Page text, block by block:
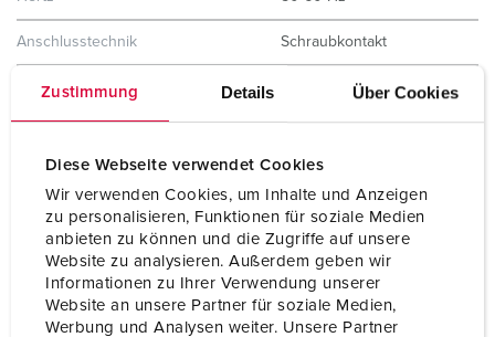
Zustimmung Details Über Cookies
Diese Webseite verwendet Cookies
Wir verwenden Cookies, um Inhalte und Anzeigen
zu personalisieren, Funktionen für soziale Medien
anbieten zu können und die Zugriffe auf unsere
Website zu analysieren. Außerdem geben wir
Informationen zu Ihrer Verwendung unserer
Website an unsere Partner für soziale Medien,
Werbung und Analysen weiter. Unsere Partner
Anschlusstechnik Schraubkontakt
Kontakt
Gewicht 2353 g
Prüfzeichen EAC